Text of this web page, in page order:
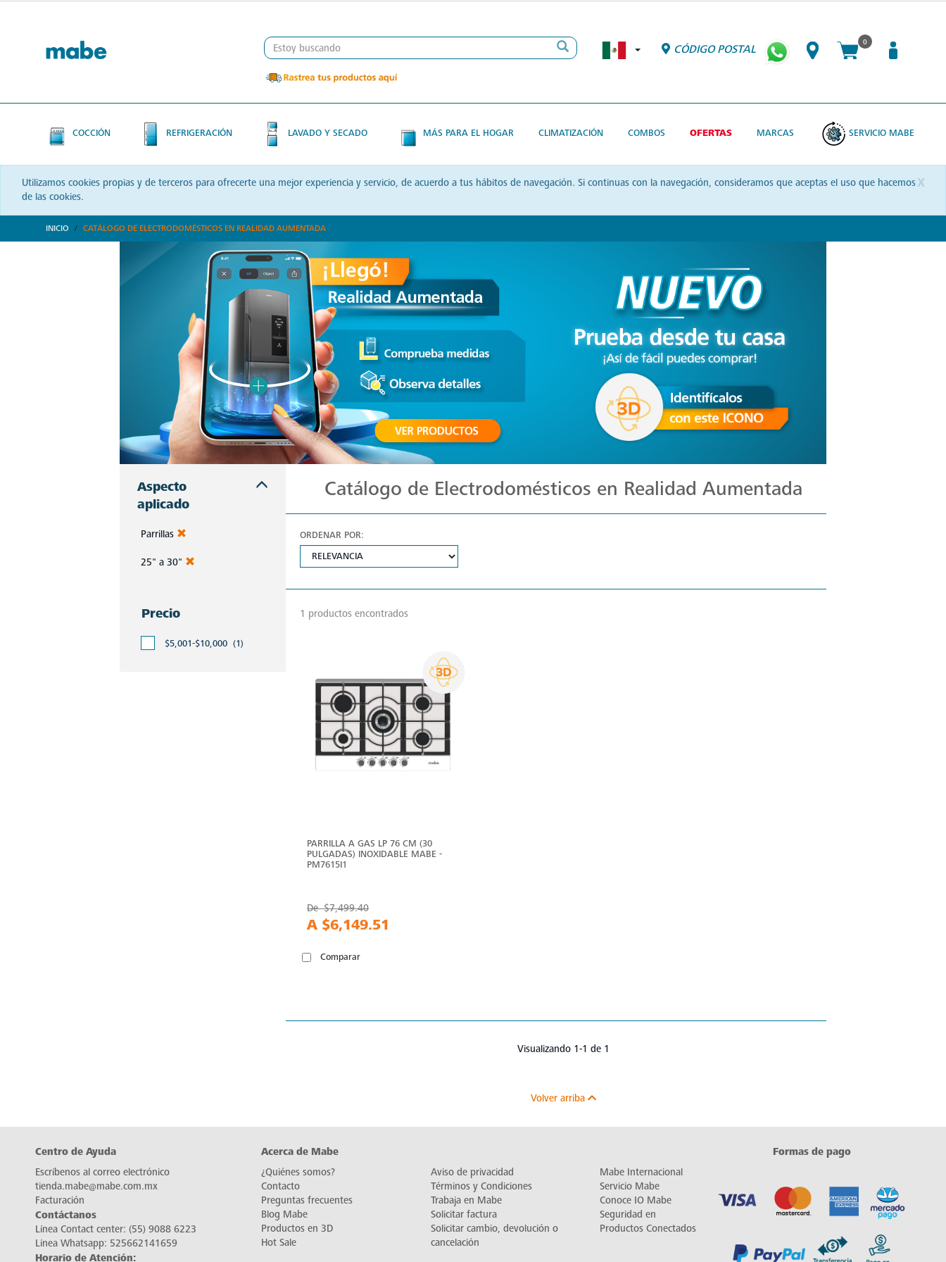
CÓDIGO POSTAL
0
COCCIÓN REFRIGERACIÓN LAVADO Y SECADO MÁS PARA EL HOGAR CLIMATIZACIÓN COMBOS OFERTAS MARCAS SERVICIO MABE
x
Utilizamos cookies propias y de terceros para ofrecerte una mejor experiencia y servicio, de acuerdo a tus hábitos de navegación. Si continuas con la navegación, consideramos que aceptas el uso que hacemos
de las cookies.
INICIO CATÁLOGO DE ELECTRODOMÉSTICOS EN REALIDAD AUMENTADA
Aspecto
aplicado
Parrillas
25" a 30"
Precio
$5,001-$10,000 (1)
Catálogo de Electrodomésticos en Realidad Aumentada
ORDENAR POR:
1 productos encontrados
PARRILLA A GAS LP 76 CM (30
PULGADAS) INOXIDABLE MABE -
PM7615I1
De$7,499.40
A $6,149.51
Comparar
Visualizando 1-1 de 1
Volver arriba
Centro de Ayuda
Escríbenos al correo electrónico
tienda.mabe@mabe.com.mx
Facturación
Contáctanos
Línea Contact center: (55) 9088 6223
Línea Whatsapp: 525662141659
Horario de Atención:
Acerca de Mabe
¿Quiénes somos?
Contacto
Preguntas frecuentes
Blog Mabe
Productos en 3D
Hot Sale
Aviso de privacidad
Términos y Condiciones
Trabaja en Mabe
Solicitar factura
Solicitar cambio, devolución o
cancelación
Mabe Internacional
Servicio Mabe
Conoce IO Mabe
Seguridad en
Productos Conectados
Formas de pago